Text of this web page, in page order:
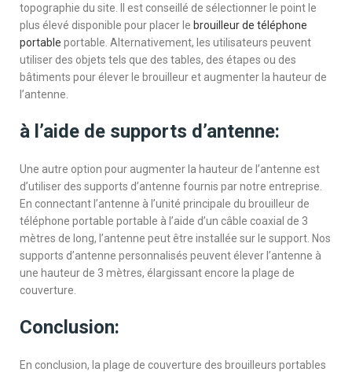
topographie du site. Il est conseillé de sélectionner le point le
plus élevé disponible pour placer le brouilleur de téléphone
portable portable. Alternativement, les utilisateurs peuvent
utiliser des objets tels que des tables, des étapes ou des
bâtiments pour élever le brouilleur et augmenter la hauteur de
l’antenne.
à l’aide de supports d’antenne:
Une autre option pour augmenter la hauteur de l’antenne est
d’utiliser des supports d’antenne fournis par notre entreprise.
En connectant l’antenne à l’unité principale du brouilleur de
téléphone portable portable à l’aide d’un câble coaxial de 3
mètres de long, l’antenne peut être installée sur le support. Nos
supports d’antenne personnalisés peuvent élever l’antenne à
une hauteur de 3 mètres, élargissant encore la plage de
couverture.
Conclusion:
En conclusion, la plage de couverture des brouilleurs portables